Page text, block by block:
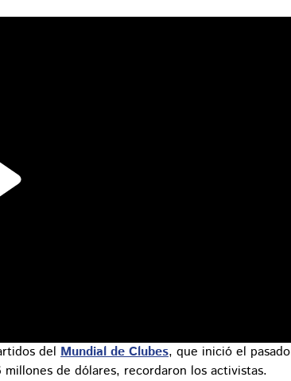
del Mundial de Clubes, que inició el pasado
de dólares, recordaron los activistas.